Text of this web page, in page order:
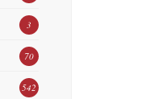
3
70
542